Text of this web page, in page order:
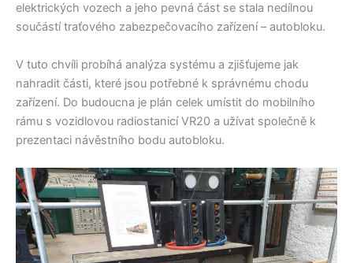
elektrických vozech a jeho pevná část se stala nedílnou
součástí traťového zabezpečovacího zařízení – autobloku.
V tuto chvíli probíhá analýza systému a zjišťujeme jak
nahradit části, které jsou potřebné k správnému chodu
zařízení. Do budoucna je plán celek umístit do mobilního
rámu s vozidlovou radiostanicí VR20 a užívat společně k
prezentaci návěstního bodu autobloku.